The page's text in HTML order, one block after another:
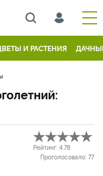
И РАСТЕНИЯ
Рейтинг: 4.78
Проголосовало: 77